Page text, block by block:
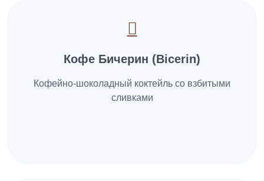
Кофе Бичерин (Bicerin)
Кофейно-шоколадный коктейль со взбитыми
сливками